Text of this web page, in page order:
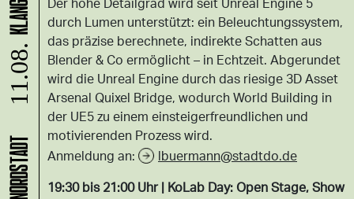
durch Lumen unterstützt: ein Beleuchtungssystem,
das präzise berechnete, indirekte Schatten aus
Blender & Co ermöglicht – in Echtzeit. Abgerundet
wird die Unreal Engine durch das riesige 3D Asset
Arsenal Quixel Bridge, wodurch World Building in
der UE5 zu einem einsteigerfreundlichen und
motivierenden Prozess wird.
Anmeldung an:
lbuermann@stadtdo.de
19:30 bis 21:00 Uhr | KoLab Day: Open Stage, Show
11.08.